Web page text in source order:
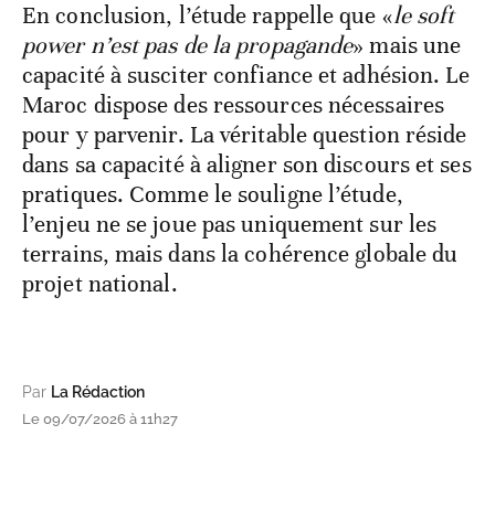
En conclusion, l’étude rappelle que «le soft
power n’est pas de la propagande» mais une
capacité à susciter confiance et adhésion. Le
Maroc dispose des ressources nécessaires
pour y parvenir. La véritable question réside
dans sa capacité à aligner son discours et ses
pratiques. Comme le souligne l’étude,
l’enjeu ne se joue pas uniquement sur les
terrains, mais dans la cohérence globale du
projet national.
Par La Rédaction
Le 09/07/2026 à 11h27